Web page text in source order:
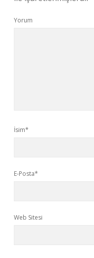
Yorum
İsim*
E-Posta*
Web Sitesi